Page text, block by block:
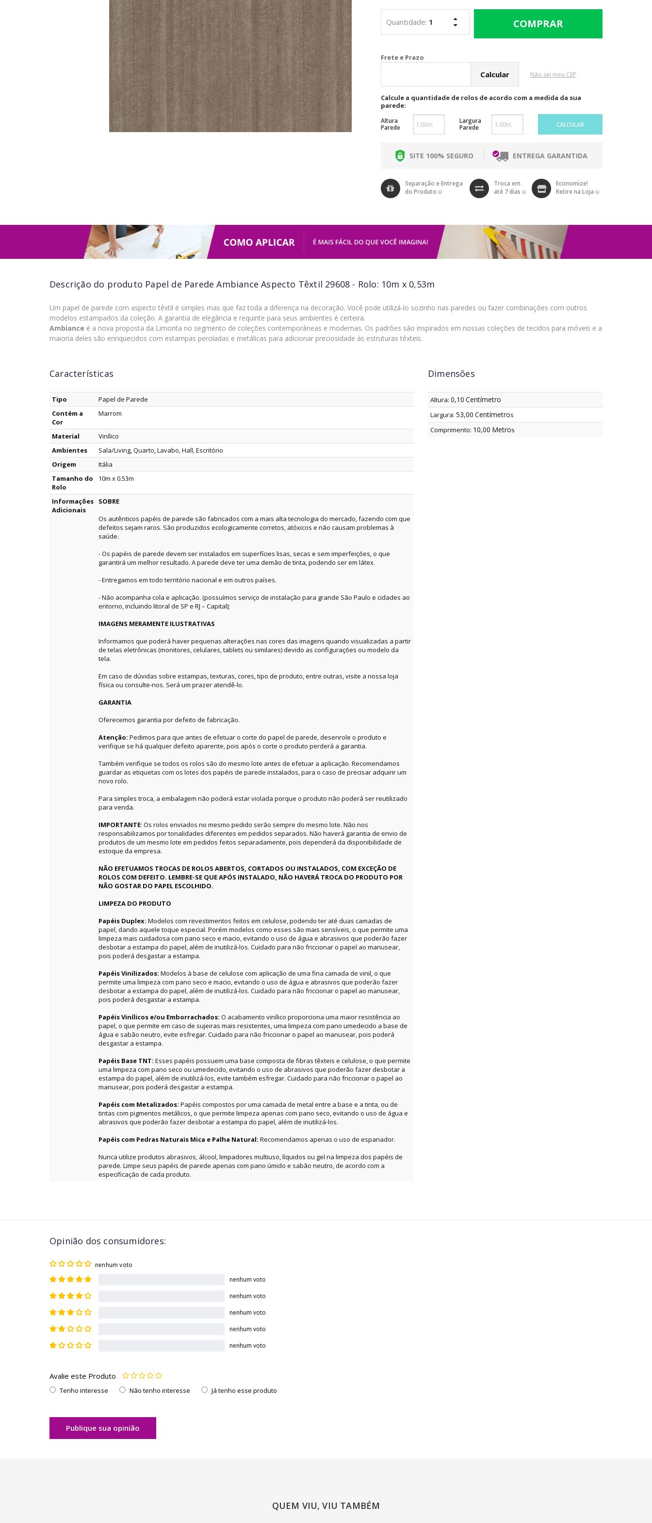
Internet
Não sei meu CEP
Calcule a quantidade de rolos de acordo com a medida da sua
parede:
Altura
Parede
Largura
Parede
CALCULAR
SITE 100% SEGURO ENTREGA GARANTIDA
Separação e Entrega
do Produto
Troca em
até 7 dias
Economize!
Retire na Loja
Descrição do produto Papel de Parede Ambiance Aspecto Têxtil 29608 - Rolo: 10m x 0,53m
Um papel de parede com aspecto têxtil é simples mas que faz toda a diferença na decoração. Você pode utilizá-lo sozinho nas paredes ou fazer combinações com outros
modelos estampados da coleção. A garantia de elegância e requinte para seus ambientes é certeira.
Ambiance é a nova proposta da Limonta no segmento de coleções contemporâneas e modernas. Os padrões são inspirados em nossas coleções de tecidos para móveis e a
maioria deles são enriquecidos com estampas peroladas e metálicas para adicionar preciosidade às estruturas têxteis.
Características
Tipo
Papel de Parede
Contém a
Cor
Marrom
Material
Vinílico
Ambientes
Sala/Living, Quarto, Lavabo, Hall, Escritório
Origem
Itália
Tamanho do
Rolo
10m x 0.53m
Informações
Adicionais
SOBRE
Os autênticos papéis de parede são fabricados com a mais alta tecnologia do mercado, fazendo com que
defeitos sejam raros. São produzidos ecologicamente corretos, atóxicos e não causam problemas à
saúde.
- Os papéis de parede devem ser instalados em superfícies lisas, secas e sem imperfeições, o que
garantirá um melhor resultado. A parede deve ter uma demão de tinta, podendo ser em látex.
- Entregamos em todo território nacional e em outros países.
- Não acompanha cola e aplicação. (possuímos serviço de instalação para grande São Paulo e cidades ao
entorno, incluindo litoral de SP e RJ – Capital);
IMAGENS MERAMENTE ILUSTRATIVAS
Informamos que poderá haver pequenas alterações nas cores das imagens quando visualizadas a partir
de telas eletrônicas (monitores, celulares, tablets ou similares) devido as configurações ou modelo da
tela.
Em caso de dúvidas sobre estampas, texturas, cores, tipo de produto, entre outras, visite a nossa loja
física ou consulte-nos. Será um prazer atendê-lo.
GARANTIA
Oferecemos garantia por defeito de fabricação.
Atenção: Pedimos para que antes de efetuar o corte do papel de parede, desenrole o produto e
verifique se há qualquer defeito aparente, pois após o corte o produto perderá a garantia.
Também verifique se todos os rolos são do mesmo lote antes de efetuar a aplicação. Recomendamos
guardar as etiquetas com os lotes dos papéis de parede instalados, para o caso de precisar adquirir um
novo rolo.
Para simples troca, a embalagem não poderá estar violada porque o produto não poderá ser reutilizado
para venda.
IMPORTANTE: Os rolos enviados no mesmo pedido serão sempre do mesmo lote. Não nos
responsabilizamos por tonalidades diferentes em pedidos separados. Não haverá garantia de envio de
produtos de um mesmo lote em pedidos feitos separadamente, pois dependerá da disponibilidade de
estoque da empresa.
NÃO EFETUAMOS TROCAS DE ROLOS ABERTOS, CORTADOS OU INSTALADOS, COM EXCEÇÃO DE
ROLOS COM DEFEITO. LEMBRE-SE QUE APÓS INSTALADO, NÃO HAVERÁ TROCA DO PRODUTO POR
NÃO GOSTAR DO PAPEL ESCOLHIDO.
LIMPEZA DO PRODUTO
Papéis Duplex: Modelos com revestimentos feitos em celulose, podendo ter até duas camadas de
papel, dando aquele toque especial. Porém modelos como esses são mais sensíveis, o que permite uma
limpeza mais cuidadosa com pano seco e macio, evitando o uso de água e abrasivos que poderão fazer
desbotar a estampa do papel, além de inutilizá-los. Cuidado para não friccionar o papel ao manusear,
pois poderá desgastar a estampa.
Papéis Vinilizados: Modelos à base de celulose com aplicação de uma fina camada de vinil, o que
permite uma limpeza com pano seco e macio, evitando o uso de água e abrasivos que poderão fazer
desbotar a estampa do papel, além de inutilizá-los. Cuidado para não friccionar o papel ao manusear,
pois poderá desgastar a estampa.
Papéis Vinílicos e/ou Emborrachados: O acabamento vinílico proporciona uma maior resistência ao
papel, o que permite em caso de sujeiras mais resistentes, uma limpeza com pano umedecido a base de
água e sabão neutro, evite esfregar. Cuidado para não friccionar o papel ao manusear, pois poderá
desgastar a estampa.
Papéis Base TNT: Esses papéis possuem uma base composta de fibras têxteis e celulose, o que permite
uma limpeza com pano seco ou umedecido, evitando o uso de abrasivos que poderão fazer desbotar a
estampa do papel, além de inutilizá-los, evite também esfregar. Cuidado para não friccionar o papel ao
manusear, pois poderá desgastar a estampa.
Papéis com Metalizados: Papéis compostos por uma camada de metal entre a base e a tinta, ou de
tintas com pigmentos metálicos, o que permite limpeza apenas com pano seco, evitando o uso de água e
abrasivos que poderão fazer desbotar a estampa do papel, além de inutilizá-los.
Papéis com Pedras Naturais Mica e Palha Natural: Recomendamos apenas o uso de espanador.
Nunca utilize produtos abrasivos, álcool, limpadores multiuso, líquidos ou gel na limpeza dos papéis de
parede. Limpe seus papéis de parede apenas com pano úmido e sabão neutro, de acordo com a
especificação de cada produto.
Dimensões
Altura: 0,10 Centímetro
Largura: 53,00 Centímetros
Comprimento: 10,00 Metros
Opinião dos consumidores:
nenhum voto
nenhum voto
nenhum voto
nenhum voto
nenhum voto
nenhum voto
Avalie este Produto
Tenho interesse Não tenho interesse Já tenho esse produto
Publique sua opinião
QUEM VIU, VIU TAMBÉM